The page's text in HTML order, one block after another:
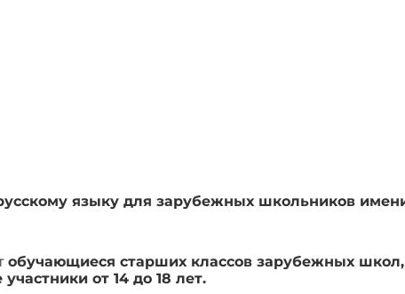
языку для зарубежных школьников
обучающиеся старших классов зарубежных
от 14 до 18 лет.